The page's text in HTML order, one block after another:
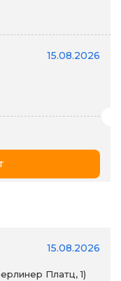
15.08.2026
15.08.2026
Платц, 1)